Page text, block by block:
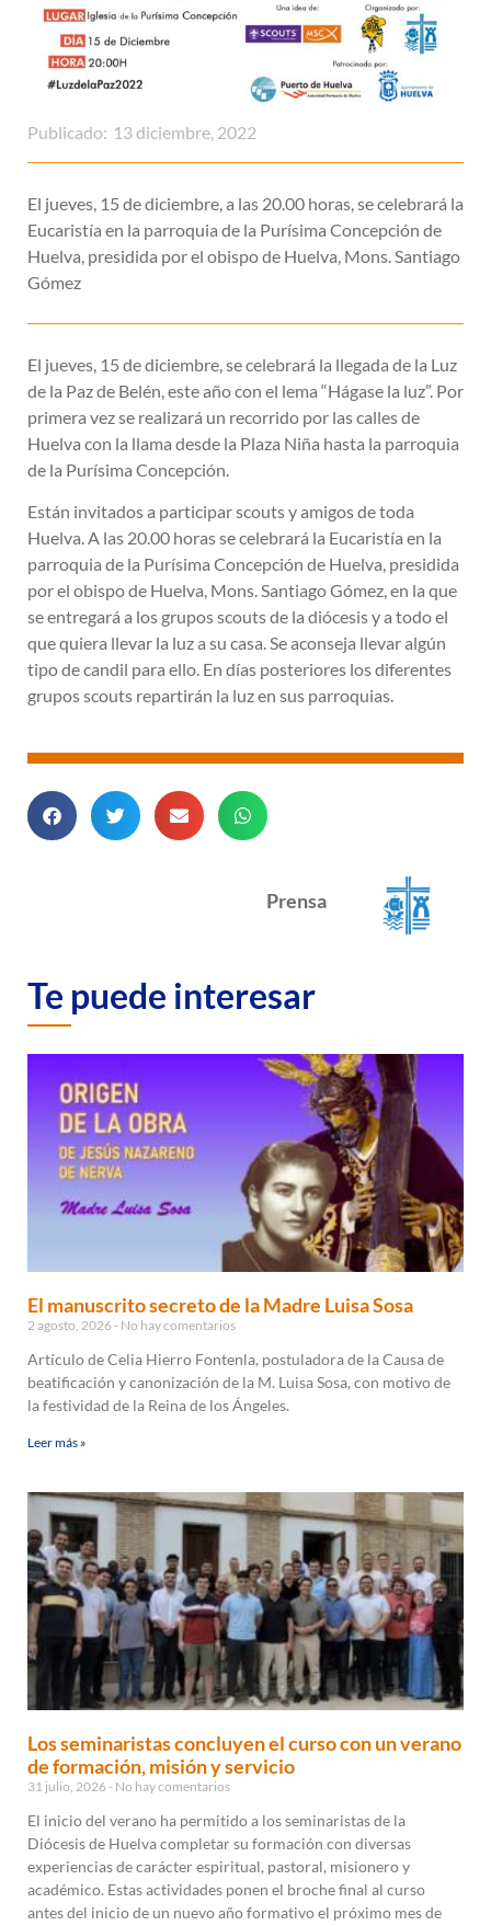
Publicado: 13 diciembre, 2022
El jueves, 15 de diciembre, a las 20.00 horas, se celebrará la
Eucaristía en la parroquia de la Purísima Concepción de
Huelva, presidida por el obispo de Huelva, Mons. Santiago
Gómez
El jueves, 15 de diciembre, se celebrará la llegada de la Luz
de la Paz de Belén, este año con el lema “Hágase la luz”. Por
primera vez se realizará un recorrido por las calles de
Huelva con la llama desde la Plaza Niña hasta la parroquia
de la Purísima Concepción.
Están invitados a participar scouts y amigos de toda
Huelva. A las 20.00 horas se celebrará la Eucaristía en la
parroquia de la Purísima Concepción de Huelva, presidida
por el obispo de Huelva, Mons. Santiago Gómez, en la que
se entregará a los grupos scouts de la diócesis y a todo el
que quiera llevar la luz a su casa. Se aconseja llevar algún
tipo de candil para ello. En días posteriores los diferentes
grupos scouts repartirán la luz en sus parroquias.
Prensa
Te puede interesar
El manuscrito secreto de la Madre Luisa Sosa
2 agosto, 2026 No hay comentarios
Artículo de Celia Hierro Fontenla, postuladora de la Causa de
beatificación y canonización de la M. Luisa Sosa, con motivo de
la festividad de la Reina de los Ángeles.
Leer más »
Los seminaristas concluyen el curso con un verano
de formación, misión y servicio
31 julio, 2026 No hay comentarios
El inicio del verano ha permitido a los seminaristas de la
Diócesis de Huelva completar su formación con diversas
experiencias de carácter espiritual, pastoral, misionero y
académico. Estas actividades ponen el broche final al curso
antes del inicio de un nuevo año formativo el próximo mes de